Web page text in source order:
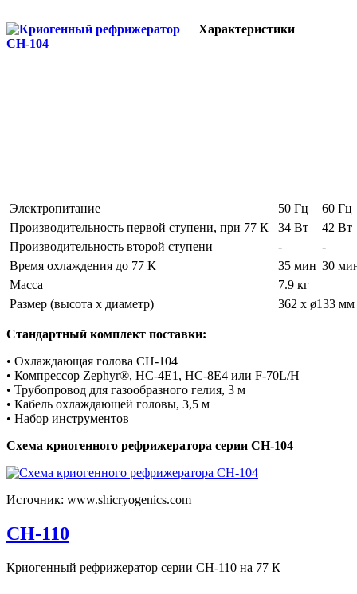
Характеристики
Электропитание 50 Гц
60 Гц
Производительность первой ступени, при 77 К
34 Вт
42 Вт
Производительность второй ступени
-
-
Время охлаждения до 77 К
35 мин 30
Масса
7.9 кг
Размер (высота х диаметр)
362 x ø133 мм
Стандартный комплект поставки:
• Охлаждающая голова CH-104
• Компрессор Zephyr®, HC-4E1, HC-8E4 или F-70L/H
• Трубопровод для газообразного гелия, 3 м
• Кабель охлаждающей головы, 3,5 м
• Набор инструментов
Схема криогенного рефрижератора серии CH-104
Источник: www.shicryogenics.com
CH-110
Криогенный рефрижератор серии CH-110 на 77 К